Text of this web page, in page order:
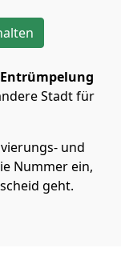
Stadt für
und
Nummer ein,
geht.